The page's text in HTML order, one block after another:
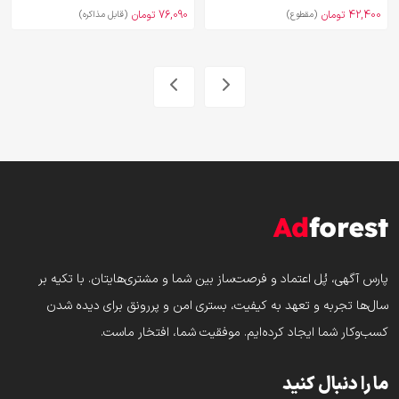
42,400 تومان (مقطوع) 76,090 تومان (قابل مذاکره)
پارس‌ آگهی، پُل اعتماد و فرصت‌ساز بین شما و مشتری‌هایتان. با تکیه بر
سال‌ها تجربه و تعهد به کیفیت، بستری امن و پررونق برای دیده شدن
کسب‌وکار شما ایجاد کرده‌ایم. موفقیت شما، افتخار ماست.
ما را دنبال کنید